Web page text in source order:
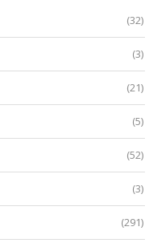
(32)
(3)
(21)
(5)
(52)
(3)
(291)